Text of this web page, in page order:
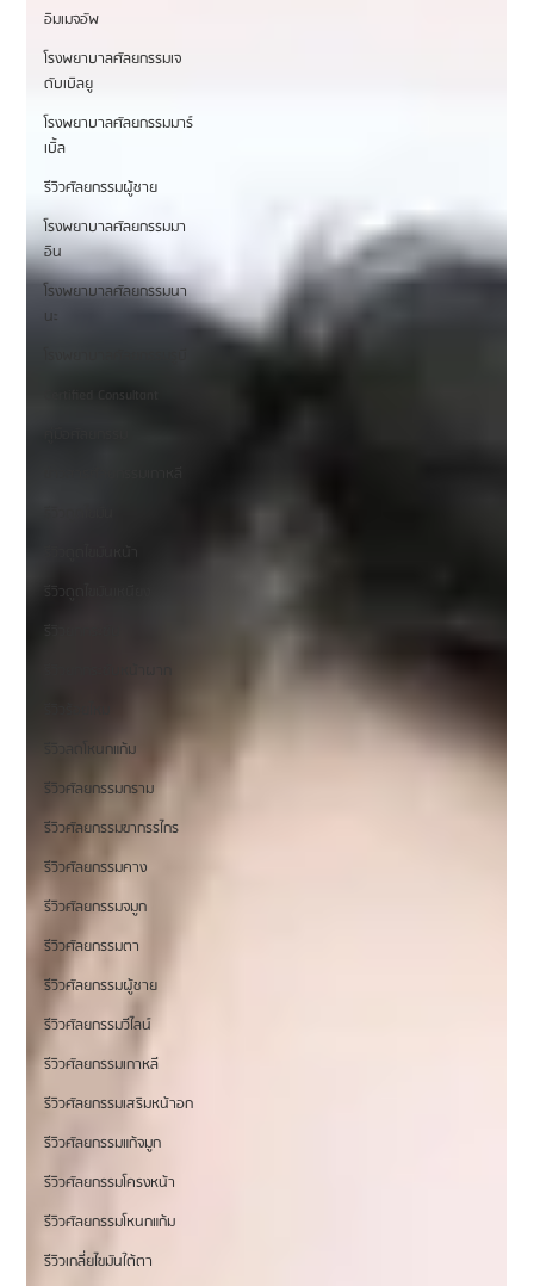
อิมเมจอัพ
โรงพยาบาลศัลยกรรมเจ
ดับเบิลยู
โรงพยาบาลศัลยกรรมมาร์
เบิ้ล
รีวิวศัลยกรรมผู้ชาย
โรงพยาบาลศัลยกรรมมา
อิน
โรงพยาบาลศัลยกรรมนา
นะ
Certified Consultant
รีวิวลดโหนกแก้ม
รีวิวศัลยกรรมกราม
รีวิวศัลยกรรมขากรรไกร
รีวิวศัลยกรรมคาง
รีวิวศัลยกรรมจมูก
รีวิวศัลยกรรมตา
รีวิวศัลยกรรมผู้ชาย
รีวิวศัลยกรรมวีไลน์
รีวิวศัลยกรรมเกาหลี
รีวิวศัลยกรรมเสริมหน้าอก
รีวิวศัลยกรรมแก้จมูก
รีวิวศัลยกรรมโครงหน้า
รีวิวศัลยกรรมโหนกแก้ม
รีวิวเกลี่ยไขมันใต้ตา